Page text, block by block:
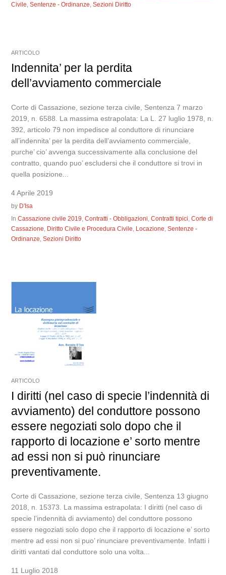
Civile,Sentenze - Ordinanze,Sezioni Diritto
ARTICOLO
Indennita’ per la perdita
dell’avviamento commerciale
Corte di Cassazione, sezione terza civile, Sentenza 7 marzo
2019, n. 6588. La massima estrapolata: La L. 27 luglio 1978, n.
392, articolo 79 non impedisce al conduttore di rinunciare
all’indennita’ per la perdita dell’avviamento commerciale,
purche’ cio’ avvenga successivamente alla conclusione del
contratto, quando puo’ escludersi che il conduttore si trovi in
quella posizione...
4 Aprile 2019
by D'Isa
InCassazione civile 2019,Contratti - Obbligazioni,Contratti tipici,Corte di
Cassazione, Diritto Civile e Procedura Civile, Locazione,Sentenze -
Ordinanze,Sezioni Diritto
ARTICOLO
I diritti (nel caso di specie l’indennità di
avviamento) del conduttore possono
essere negoziati solo dopo che il
rapporto di locazione e’ sorto mentre
ad essi non si può rinunciare
preventivamente.
Corte di Cassazione, sezione terza civile, Sentenza 13 giugno
2018, n. 15373. La massima estrapolata: I diritti (nel caso di
specie l’indennità di avviamento) del conduttore possono
essere negoziati solo dopo che il rapporto di locazione e’ sorto
mentre ad essi non si puo’ rinunciare preventivamente. Infatti i
diritti vantati dal conduttore solo una volta...
11 Luglio 2018